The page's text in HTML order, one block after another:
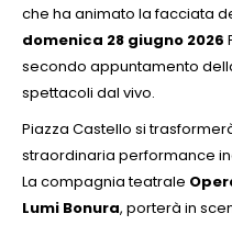
che ha animato la facciata
domenica 28 giugno 2026
secondo appuntamento
spettacoli dal vivo.
Piazza Castello si
straordinaria performance
La compagnia teatrale
Lumi Bonura, porterà in